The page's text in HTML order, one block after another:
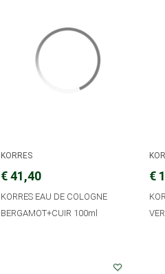
KORRES
€ 41,40
KORRES EAU DE COLOGNE
BERGAMOT+CUIR 100ml
€